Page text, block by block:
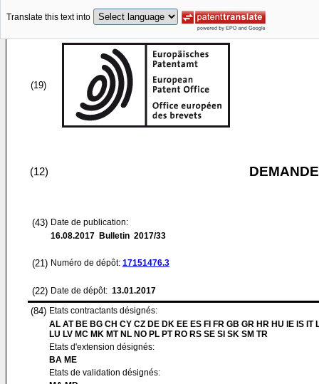
Translate this text into
(19)
(12)
(43) Date de publication:
16.08.2017 Bulletin 2017/33
(21) Numéro de dépôt: 17151476.3
(22) Date de dépôt: 13.01.2017
(84) Etats contractants désignés:
AL AT BE BG CH CY CZ DE DK EE ES FI FR GB GR HR HU IE IS IT
LU LV MC MK MT NL NO PL PT RO RS SE SI SK SM TR
Etats d'extension désignés:
BA ME
Etats de validation désignés: